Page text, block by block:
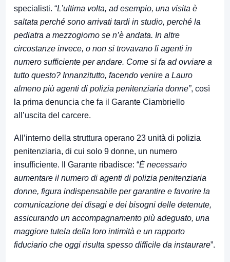
specialisti. “L’ultima volta, ad esempio, una visita è
saltata perché sono arrivati tardi in studio, perché la
pediatra a mezzogiorno se n’è andata. In altre
circostanze invece, o non si trovavano li agenti in
numero sufficiente per andare. Come si fa ad ovviare a
tutto questo? Innanzitutto, facendo venire a Lauro
almeno più agenti di polizia penitenziaria donne”, così
la prima denuncia che fa il Garante Ciambriello
all’uscita del carcere.
All’interno della struttura operano 23 unità di polizia
penitenziaria, di cui solo 9 donne, un numero
insufficiente. Il Garante ribadisce: “È necessario
aumentare il numero di agenti di polizia penitenziaria
donne, figura indispensabile per garantire e favorire la
comunicazione dei disagi e dei bisogni delle detenute,
assicurando un accompagnamento più adeguato, una
maggiore tutela della loro intimità e un rapporto
fiduciario che oggi risulta spesso difficile da instaurare”.